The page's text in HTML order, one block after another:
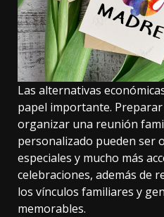
Las alternativas
papel importante. Preparar
organizar una reunión
personalizado pueden ser
especiales y mucho más
celebraciones, además de
los vínculos familiares y
memorables.